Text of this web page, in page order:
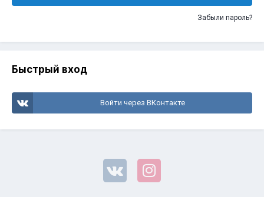
Забыли пароль?
Быстрый вход
Войти через ВКонтакте